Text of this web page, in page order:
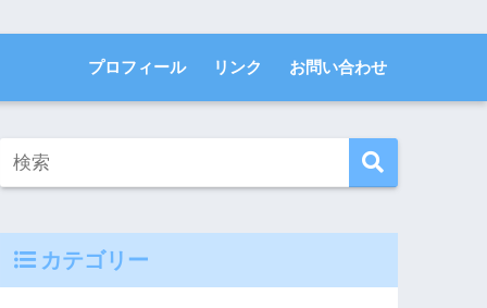
プロフィール リンク お問い合わせ
カテゴリー